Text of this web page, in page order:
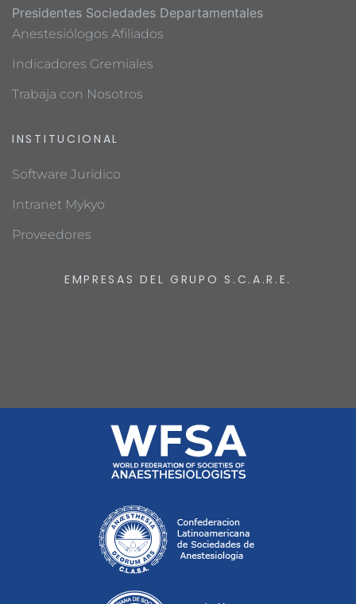
Presidentes Sociedades Departamentales
Anestesiólogos Afiliados
Indicadores Gremiales
Trabaja con Nosotros
INSTITUCIONAL
Software Jurídico
Intranet Mykyo
Proveedores
EMPRESAS DEL GRUPO S.C.A.R.E.